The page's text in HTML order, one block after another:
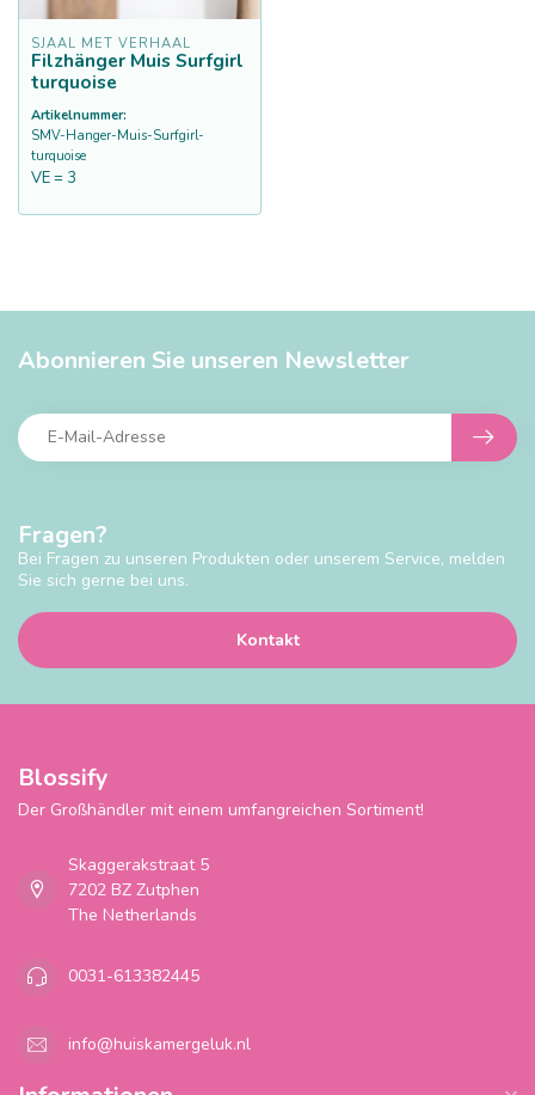
SJAAL MET VERHAAL
Filzhänger Muis Surfgirl
turquoise
Artikelnummer:
SMV-Hanger-Muis-Surfgirl-
turquoise
VE = 3
Fragen?
Bei Fragen zu unseren Produkten oder unserem Service, melden
Sie sich gerne bei uns.
Kontakt
Abonnieren Sie unseren Newsletter
Blossify
Der Großhändler mit einem umfangreichen Sortiment!
Skaggerakstraat 5
7202 BZ Zutphen
The Netherlands
0031-613382445
info@huiskamergeluk.nl